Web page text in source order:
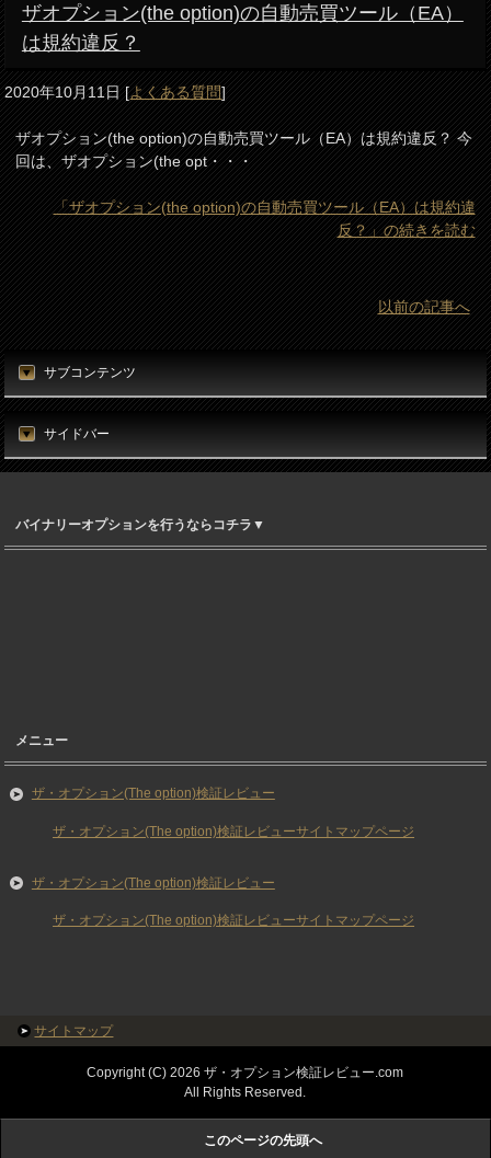
ザオプション(the option)の自動売買ツール（EA）
は規約違反？
2020年10月11日[よくある質問]
ザオプション(the option)の自動売買ツール（EA）は規約違反？ 今
回は、ザオプション(the opt・・・
「ザオプション(the option)の自動売買ツール（EA）は規約違
反？」の続きを読む
以前の記事へ
サブコンテンツ
サイドバー
バイナリーオプションを行うならコチラ▼
メニュー
ザ・オプション(The option)検証レビュー
ザ・オプション(The option)検証レビューサイトマップページ
ザ・オプション(The option)検証レビュー
ザ・オプション(The option)検証レビューサイトマップページ
サイトマップ
Copyright (C) 2026 ザ・オプション検証レビュー.com
All Rights Reserved.
このページの先頭へ